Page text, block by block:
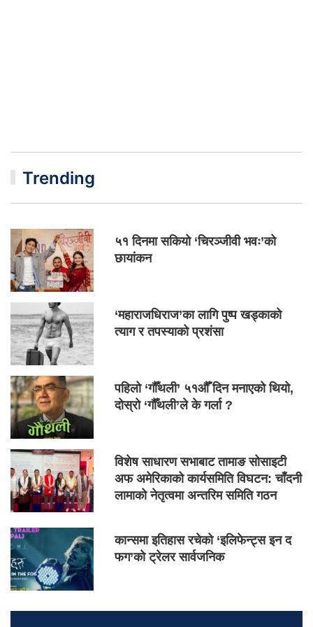
Trending
५१ दिनमा सकियो ‘चिरञ्जीवी भवः’को
छायांकन
‘महाराजधिराज’का लागि पुष्प खड्काको
त्याग र तपस्याको प्रशंसा
पहिलो ‘गौँथली’ ५१औँ दिन मनाएको थियो,
दोस्रो ‘गौँथली’ले के गर्ला ?
विशेष साधारण सभाबाट तामाङ सोसाइटी
अफ अमेरिकाको कार्यसमिति विघटन: चाँदनी
लामाको नेतृत्वमा अन्तरिम समिति गठन
कान्समा इतिहास रचेको ‘इलिफेन्ट्स इन द
फग’को ट्रेलर सार्वजनिक